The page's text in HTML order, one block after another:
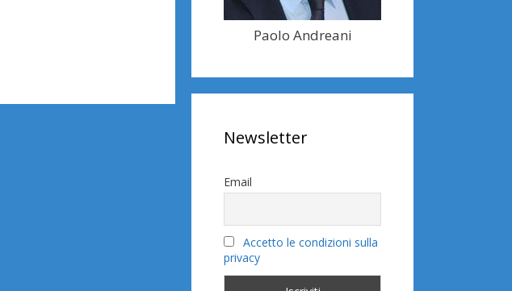
Paolo Andreani
Newsletter
Email
Accetto le condizioni sulla
privacy